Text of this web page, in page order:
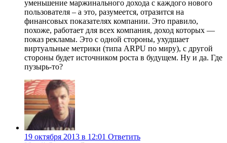
уменьшение маржинального дохода с каждого нового
пользователя – а это, разумеется, отразится на
финансовых показателях компании. Это правило,
похоже, работает для всех компания, доход которых —
показ рекламы. Это с одной стороны, ухудшает
виртуальные метрики (типа ARPU по миру), с другой
стороны будет источником роста в будущем. Ну и да. Где
пузырь-то?
19 октября 2013 в 12:01 Ответить